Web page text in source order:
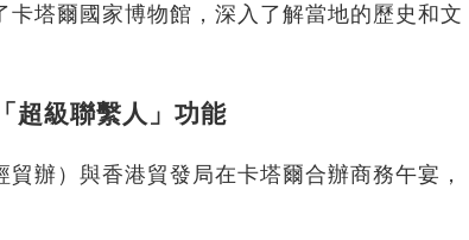
塔爾國家博物館，深入了解當地的歷史和文
超級聯繫人」功能
辦）與香港貿發局在卡塔爾合辦商務午宴，